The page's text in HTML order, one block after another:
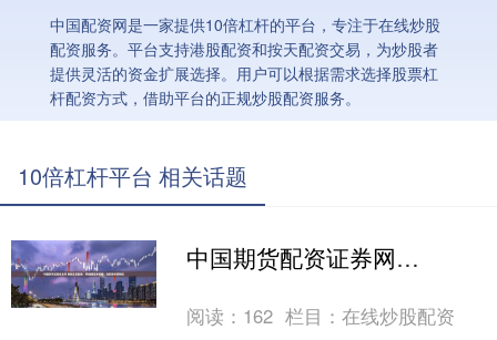
中国配资网是一家提供10倍杠杆的平台，专注于在线炒股
配资服务。平台支持港股配资和按天配资交易，为炒股者
提供灵活的资金扩展选择。用户可以根据需求选择股票杠
杆配资方式，借助平台的正规炒股配资服务。
10倍杠杆平台 相关话题
中国期货配资证券网 最新股票配资：解锁财富新密码，助你投资更轻松
阅读： 162 栏目：在线炒股配资